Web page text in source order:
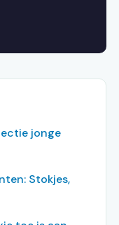
jonge
Stokjes,